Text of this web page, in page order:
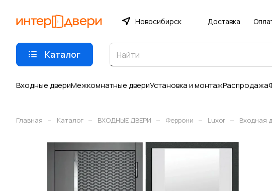
Новосибирск Доставка
Каталог
Входные двериМежкомнатные двериУстановка и монтажРаспродажа
Главная – Каталог – ВХОДНЫЕ ДВЕРИ – Феррони – Luxor – Входная